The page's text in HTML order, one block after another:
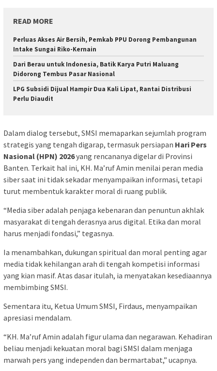
READ MORE
Perluas Akses Air Bersih, Pemkab PPU Dorong Pembangunan
Intake Sungai Riko-Kernain
Dari Berau untuk Indonesia, Batik Karya Putri Maluang
Didorong Tembus Pasar Nasional
LPG Subsidi Dijual Hampir Dua Kali Lipat, Rantai Distribusi
Perlu Diaudit
Dalam dialog tersebut, SMSI memaparkan sejumlah program
strategis yang tengah digarap, termasuk persiapan Hari Pers
Nasional (HPN) 2026yang rencananya digelar di Provinsi
Banten. Terkait hal ini, KH. Ma’ruf Amin menilai peran media
siber saat ini tidak sekadar menyampaikan informasi, tetapi
turut membentuk karakter moral di ruang publik.
“Media siber adalah penjaga kebenaran dan penuntun akhlak
masyarakat di tengah derasnya arus digital. Etika dan moral
harus menjadi fondasi,” tegasnya.
Ia menambahkan, dukungan spiritual dan moral penting agar
media tidak kehilangan arah di tengah kompetisi informasi
yang kian masif. Atas dasar itulah, ia menyatakan kesediaannya
membimbing SMSI.
Sementara itu, Ketua Umum SMSI, Firdaus, menyampaikan
apresiasi mendalam.
“KH. Ma’ruf Amin adalah figur ulama dan negarawan. Kehadiran
beliau menjadi kekuatan moral bagi SMSI dalam menjaga
marwah pers yang independen dan bermartabat,” ucapnya.